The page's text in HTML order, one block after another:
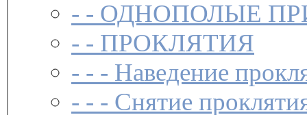
- - ОДНОПОЛЫЕ
- - ПРОКЛЯТИЯ
- - - Наведение
- - - Снятие